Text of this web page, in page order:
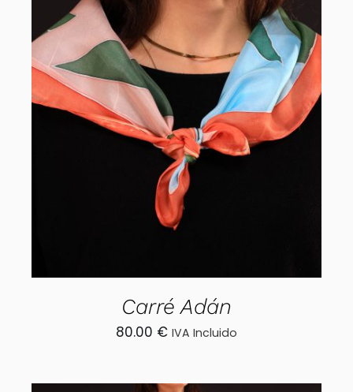
AÑADIR AL CARRITO / DETALLES
Carré Adán
80.00 € IVA Incluido